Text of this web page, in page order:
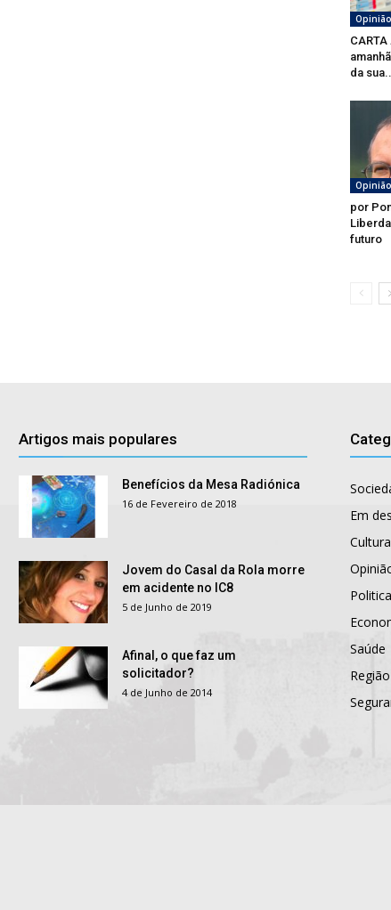
Opinião
CARTA
da
Opinião
por
futuro
Artigos mais populares
Benefícios da Mesa Radiónica
16 de Fevereiro de 2018
Jovem do Casal da Rola morre
em acidente no IC8
5 de Junho de 2019
Afinal, o que faz um
solicitador?
4 de Junho de 2014
Em
Cultura
Politica
Saúde
Região